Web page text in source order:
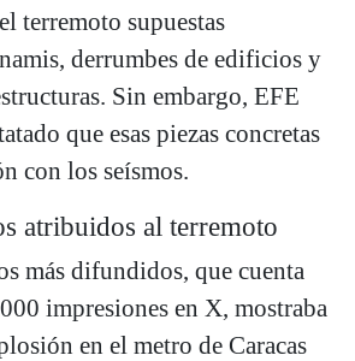
terremoto supuestas
derrumbes de edificios y
Sin embargo, EFE
que esas piezas concretas
con los seísmos.
atribuidos al terremoto
más difundidos, que cuenta
impresiones en X, mostraba
en el metro de Caracas